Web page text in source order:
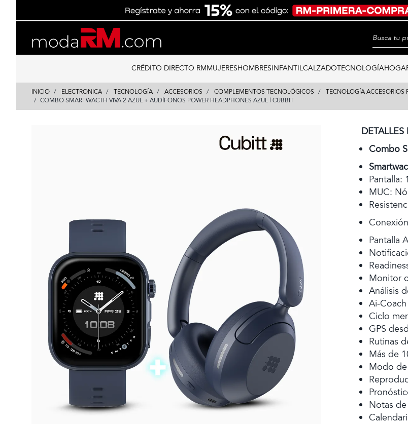
content
navigation
CRÉDITO DIRECTO RMMUJERESHOMBRESINFANTILCALZADOTECNOLOGÍA
INICIO ELECTRONICA TECNOLOGÍA ACCESORIOS COMPLEMENTOS TECNOLÓGICOS
TECNOLOGÍA ACCESORIOS
COMBO SMARTWACTH VIVA 2 AZUL + AUDÍFONOS POWER HEADPHONES AZUL | CUBBIT
Combo
Pantalla:
MUC:
Pantalla
Monitor
Análisis
Ai-Coach
Ciclo
GPS
Rutinas
Más de
Modo
Notas